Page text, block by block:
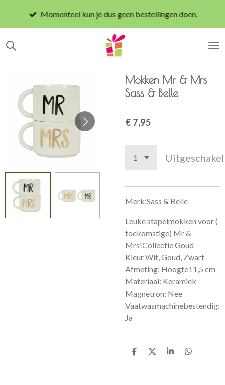
de
Momenteel kun je dus geen bestellingen doen.
Mokken Mr & Mrs
Sass & Belle
€ 7,95
Merk:Sass & Belle
Leuke stapelmokken voor (
toekomstige) Mr &
Mrs!Collectie Goud
Kleur Wit, Goud, Zwart
Afmeting: Hoogte11,5 cm
Materiaal: Keramiek
Magnetron: Nee
Vaatwasmachinebestendig:
Ja
D
D
S
D